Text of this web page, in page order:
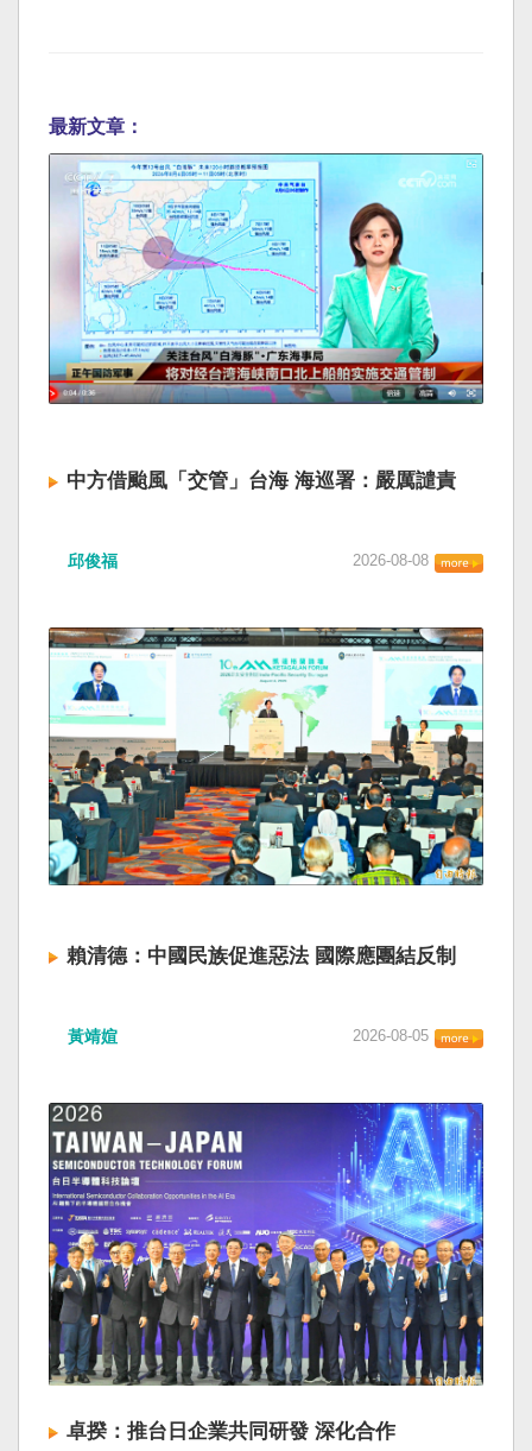
最新文章：
中方借颱風「交管」台海 海巡署：嚴厲譴責
邱俊福 2026-08-08
賴清德：中國民族促進惡法 國際應團結反制
黃靖媗 2026-08-05
卓揆：推台日企業共同研發 深化合作